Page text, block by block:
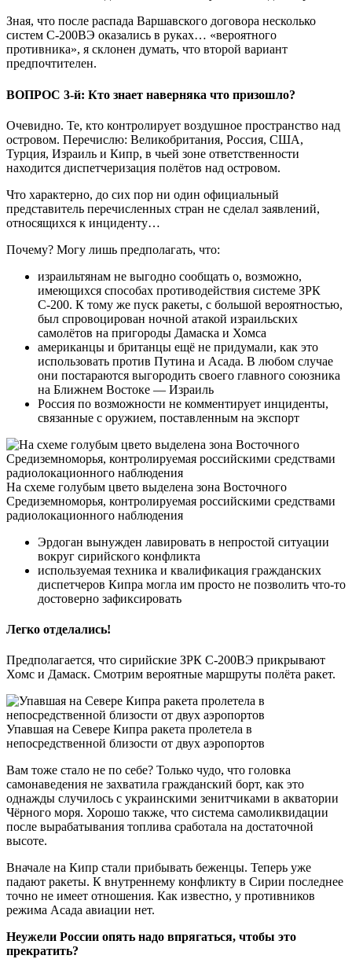
Зная, что после распада Варшавского договора несколько
систем C-200ВЭ оказались в руках… «вероятного
противника», я склонен думать, что второй вариант
предпочтителен.
ВОПРОС 3-й: Кто знает наверняка что призошло?
Очевидно. Те, кто контролирует воздушное пространство над
островом. Перечислю: Великобритания, Россия, США,
Турция, Израиль и Кипр, в чьей зоне ответственности
находится диспетчеризация полётов над островом.
Что характерно, до сих пор ни один официальный
представитель перечисленных стран не сделал заявлений,
относящихся к инциденту…
Почему? Могу лишь предполагать, что:
израильтянам не выгодно сообщать о, возможно,
имеющихся способах противодействия системе ЗРК
С-200. К тому же пуск ракеты, с большой вероятностью,
был спровоцирован ночной атакой израильских
самолётов на пригороды Дамаска и Хомса
американцы и британцы ещё не придумали, как это
использовать против Путина и Асада. В любом случае
они постараются выгородить своего главного союзника
на Ближнем Востоке — Израиль
Россия по возможности не комментирует инциденты,
связанные с оружием, поставленным на экспорт
На схеме голубым цвето выделена зона Восточного
Средиземноморья, контролируемая российскими средствами
радиолокационного наблюдения
Эрдоган вынужден лавировать в непростой ситуации
вокруг сирийского конфликта
используемая техника и квалификация гражданских
диспетчеров Кипра могла им просто не позволить что-то
достоверно зафиксировать
Легко отделались!
Предполагается, что сирийские ЗРК С-200ВЭ прикрывают
Хомс и Дамаск. Смотрим вероятные маршруты полёта ракет.
Упавшая на Севере Кипра ракета пролетела в
непосредственной близости от двух аэропортов
Вам тоже стало не по себе? Только чудо, что головка
самонаведения не захватила гражданский борт, как это
однажды случилось с украинскими зенитчиками в акватории
Чёрного моря. Хорошо также, что система самоликвидации
после вырабатывания топлива сработала на достаточной
высоте.
Вначале на Кипр стали прибывать беженцы. Теперь уже
падают ракеты. К внутреннему конфликту в Сирии последнее
точно не имеет отношения. Как известно, у противников
режима Асада авиации нет.
Неужели России опять надо впрягаться, чтобы это
прекратить?